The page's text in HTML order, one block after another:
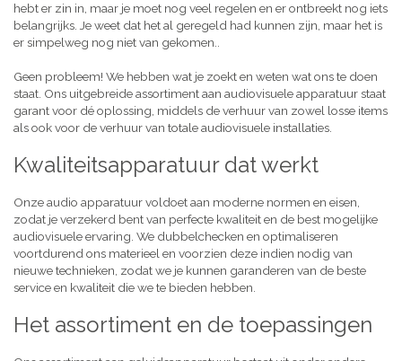
hebt er zin in, maar je moet nog veel regelen en er ontbreekt nog iets
belangrijks. Je weet dat het al geregeld had kunnen zijn, maar het is
er simpelweg nog niet van gekomen..
Geen probleem! We hebben wat je zoekt en weten wat ons te doen
staat. Ons uitgebreide assortiment aan audiovisuele apparatuur staat
garant voor dé oplossing, middels de verhuur van zowel losse items
als ook voor de verhuur van totale audiovisuele installaties.
Kwaliteitsapparatuur dat werkt
Onze audio apparatuur voldoet aan moderne normen en eisen,
zodat je verzekerd bent van perfecte kwaliteit en de best mogelijke
audiovisuele ervaring. We dubbelchecken en optimaliseren
voortdurend ons materieel en voorzien deze indien nodig van
nieuwe technieken, zodat we je kunnen garanderen van de beste
service en kwaliteit die we te bieden hebben.
Het assortiment en de toepassingen